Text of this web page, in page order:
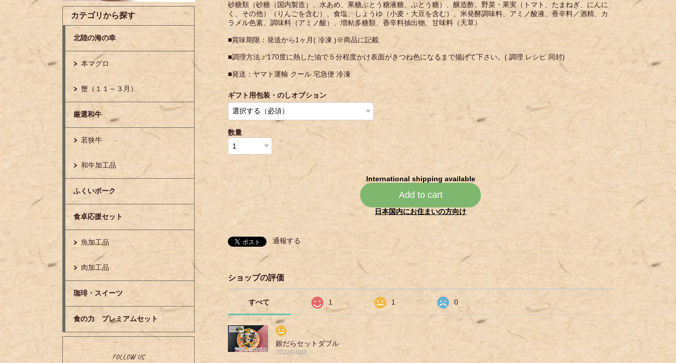
カテゴリから探す
北陸の海の幸
本マグロ
蟹（１１～３月）
厳選和牛
若狭牛
和牛加工品
ふくいポーク
食卓応援セット
魚加工品
肉加工品
珈琲・スイーツ
食の力 プレミアムセット
FOLLOW US
砂糖類（砂糖（国内製造）、水あめ、果糖ぶとう糖液糖、ぶとう糖）、醸造酢、野菜・果実（トマト、たまねぎ、にんに
く、その他）（りんごを含む）、食塩、しょうゆ（小麦・大豆を含む）、米発酵調味料、アミノ酸液、香辛料／酒精、カ
ラメル色素、調味料（アミノ酸）、増粘多糖類、香辛料抽出物、甘味料（天草）
■賞味期限：発送から1ヶ月( 冷凍 )※商品に記載
■調理方法：170度に熱した油で５分程度かけ表面がきつね色になるまで揚げて下さい。( 調理 レシピ 同封)
■発送：ヤマト運輸 クール 宅急便 冷凍
ギフト用包装・のしオプション
数量
International shipping available
Add to cart
日本国内にお住まいの方向け
通報する
ショップの評価
すべて 1 1 0
銀だらセットダブル
2022/04/03